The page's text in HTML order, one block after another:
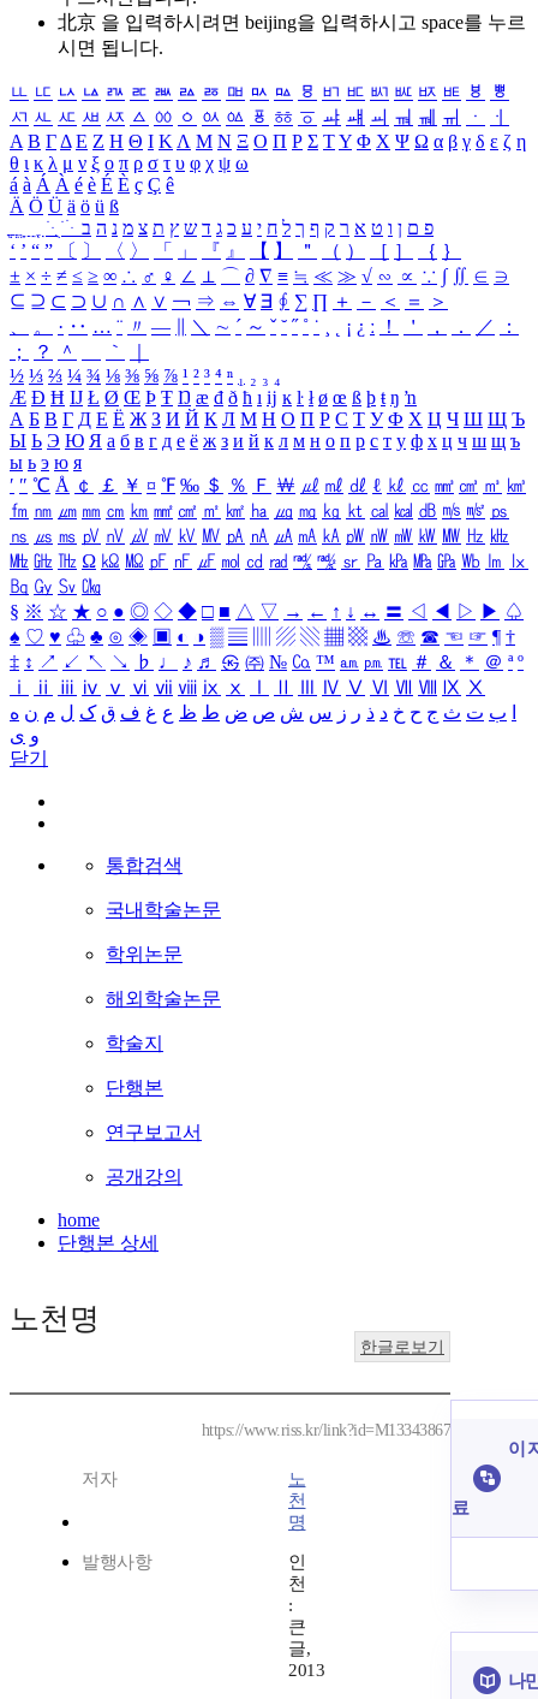
北京 을 입력하시려면 beijing을 입력하시고 space를 누르
시면 됩니다.
ㅥ ㅦ ㅧ ㅨ ㅩ ㅪ ㅫ ㅬ ㅭ ㅮ ㅯ ㅰ ㅱ ㅲ ㅳ ㅴ ㅵ ㅶ ㅷ ㅸ
ㅹ
ㅺ ㅻ ㅼ ㅽ ㅾ ㅿ ㆀ ㆁ ㆂ ㆃ ㆄ ㆅ ㆆ ㆇ ㆈ ㆉ ㆊ ㆋ ㆌ ㆍ
ㆎ
Α Β ΓΔ Ε Ζ Η Θ Ι ΚΛ Μ Ν Ξ Ο Π Ρ Σ ΤΥ Φ Χ Ψ Ω α β γ δ ε ζ η
θ ι κ λ μ ν ξ ο π ρ σ τ υ φ χ ψ ω
á à Á À é è É È ç Ç ê
Ä Ö Ü ä ö ü ß
ִֶֹ ֻּ ׁׂ פ ם ן ו ט א ר ק ף ך ל ח י ע כ ג ד ש ץ ת צ מ נ ה ב
‘ ’ “ ” 〔 〕 〈 〉 「 」 『 』 【 】 ＂ （ ） ［ ］ ｛ ｝
± × ÷ ≠ ≤ ≥ ∞ ∴ ♂ ♀ ∠ ⊥ ⌒ ∂ ∇ ≡ ≒ ≪ ≫ √ ∽ ∝ ∵ ∫ ∬ ∈ ∋
⊆ ⊇ ⊂ ⊃ ∪ ∩ ∧ ∨ ￢ ⇒ ⇔ ∀ ∃ ∮ ∑ ∏ ＋ － ＜ ＝
＞
、
。 · ‥ … ¨ 〃 ― ＼ ∼ ´ ～ ˇ ˘ ˝ ˚ ˙ ¸ ¡ ¿ ː ！ ＇ ， ． ／
：
；
？ ＾ ｀
½ ⅓ ⅔ ¼ ¾ ⅛ ⅜ ⅝ ⅞ ¹ ² ³ ⁴ ⁿ ₁ ₂ ₃ ₄
Æ Ð Ħ Ĳ Ł Ø Œ Þ Ŧ Ŋ æ đ ð ħ ı ĳ ĸ ŀ ł ø œ ß þ ŧ ŋ ŉ
А Б В Г Д Е Ё Ж З И Й К Л М Н О П Р С Т У Ф Х Ц Ч Ш Щ Ъ
Ы Ь Э Ю Я а б в г д е ё ж з и й к л м н о п р с т у ф х ц ч ш щ ъ
ы ь э ю я
′ ″ ℃ Å ￠ ￡ ￥ ¤ ℉ ‰ ＄ ％ Ｆ ￦ ㎕ ㎖ ㎗ ℓ ㎘ ㏄ ㎣ ㎤ ㎥ ㎦
㎙ ㎚ ㎛ ㎜ ㎝ ㎞ ㎟ ㎠ ㎡ ㎢ ㏊ ㎍ ㎎ ㎏ ㏏ ㎈ ㎉ ㏈ ㎧ ㎨ ㎰
㎱ ㎲ ㎳ ㎴ ㎵ ㎶ ㎷ ㎸ ㎹ ㎀ ㎁ ㎂ ㎃ ㎄ ㎺ ㎻ ㎽ ㎾ ㎿ ㎐ ㎑
㎒ ㎓ ㎔ Ω ㏀ ㏁ ㎊ ㎋ ㎌ ㏖ ㏅ ㎭ ㎮ ㎯ ㏛ ㎩ ㎪ ㎫ ㎬ ㏝ ㏐
㏓
㏃ ㏉ ㏜ ㏆
§ ※ ☆ ★ ○ ● ◎ ◇ ◆ □ ■ △ ▽ → ← ↑ ↓ ↔ 〓 ◁ ◀ ▷ ▶ ♤
♠ ♡ ♥ ♧ ♣ ⊙ ◈ ▣ ◐ ◑ ▒ ▤ ▨ ▧ ▦ ▩ ♨ ☏ ☎ ☜ ☞ ¶ †
‡ ↕ ↗ ↙ ↖ ↘ ♭ ♩ ♪ ♬ ㉿ ㈜ № ㏇ ™ ㏂ ㏘ ℡ ＃ ＆ ＊ ＠ ª º
ⅰ
ⅱ ⅲ ⅳ ⅴ ⅵ ⅶ ⅷ ⅸ ⅹ Ⅳ Ⅴ Ⅵ Ⅶ Ⅷ Ⅸ Ⅹ
ب ت ث ج ح خ د ذ ر ز س ش ص ض ط ظ ع غ ف ق ک ل م ن ه
و ی
닫기
통합검색
국내학술논문
학위논문
해외학술논문
학술지
단행본
연구보고서
공개강의
home
단행본 상세
노천명
한글로보기
https://www.riss.kr/link?id=M13343867
저자
노
천
명
발행사항
인
천
:
큰
글,
2013
이
료
나